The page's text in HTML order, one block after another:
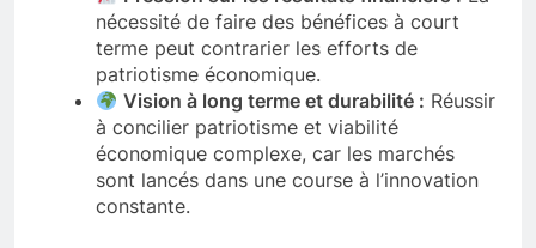
nécessité de faire des bénéfices à court
terme peut contrarier les efforts de
patriotisme économique.
Vision à long terme et durabilité : Réussir
à concilier patriotisme et viabilité
économique complexe, car les marchés
sont lancés dans une course à l’innovation
constante.